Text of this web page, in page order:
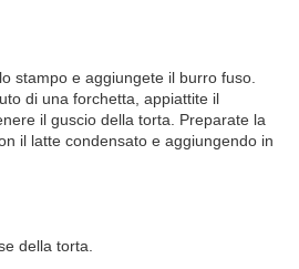
stampo e aggiungete il burro fuso.
di una forchetta, appiattite il
il guscio della torta. Preparate la
il latte condensato e aggiungendo in
della torta.